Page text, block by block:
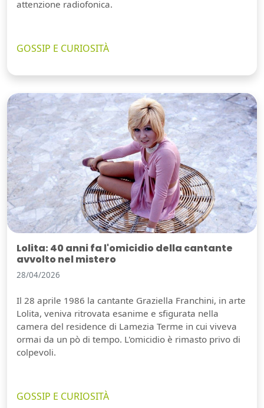
attenzione radiofonica.
GOSSIP E CURIOSITÀ
Lolita: 40 anni fa l'omicidio della cantante
avvolto nel mistero
28/04/2026
Il 28 aprile 1986 la cantante Graziella Franchini, in arte
Lolita, veniva ritrovata esanime e sfigurata nella
camera del residence di Lamezia Terme in cui viveva
ormai da un pò di tempo. L'omicidio è rimasto privo di
colpevoli.
GOSSIP E CURIOSITÀ